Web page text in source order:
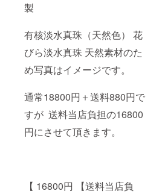
製
有核淡水真珠（天然色） 花
びら淡水真珠 天然素材のた
め写真はイメージです。
通常18800円＋送料880円で
すが 送料当店負担の16800
円にさせて頂きます。
【 16800円 【送料当店負